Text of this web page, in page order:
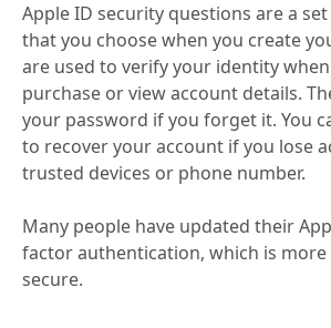
Apple ID security questions are a
that you choose when you create
are used to verify your identity
purchase or view account details.
your password if you forget it. You
to recover your account if you lose
trusted devices or phone number.
Many people have updated their
factor authentication, which is more
secure.